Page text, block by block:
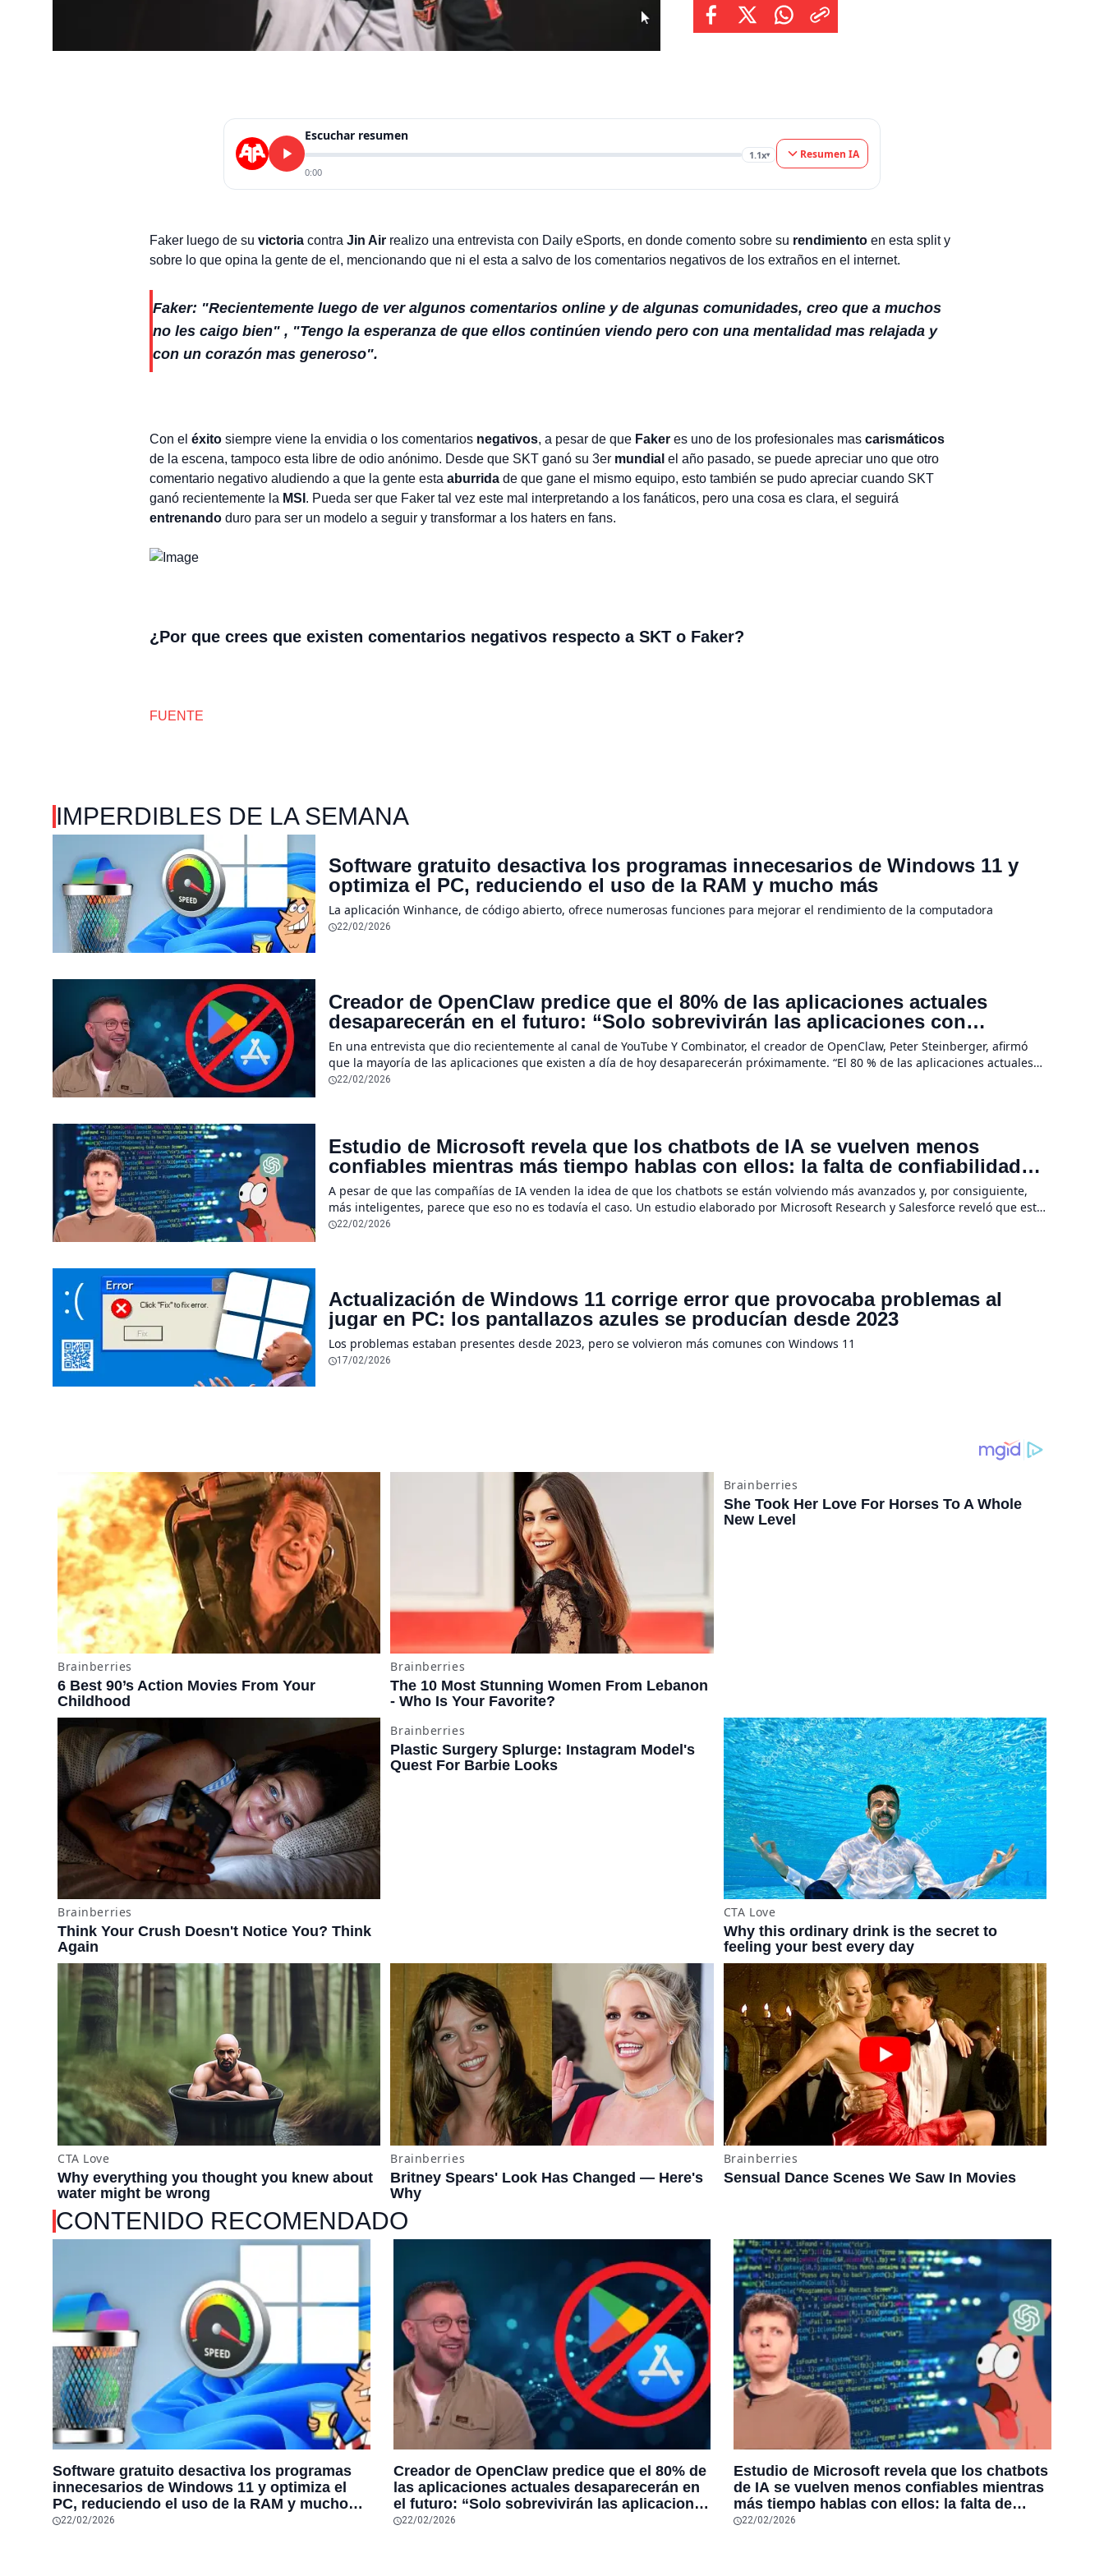
Escuchar resumen
1.1x▾
0:00
Resumen IA
Faker luego de su victoria contra Jin Air realizo una entrevista con Daily eSports, en donde comento sobre su rendimiento en esta split y
sobre lo que opina la gente de el, mencionando que ni el esta a salvo de los comentarios negativos de los extraños en el internet.
Faker: "Recientemente luego de ver algunos comentarios online y de algunas comunidades, creo que a muchos
no les caigo bien" , "Tengo la esperanza de que ellos continúen viendo pero con una mentalidad mas relajada y
con un corazón mas generoso".
Con el éxito siempre viene la envidia o los comentarios negativos, a pesar de que Faker es uno de los profesionales mas carismáticos
de la escena, tampoco esta libre de odio anónimo. Desde que SKT ganó su 3er mundial el año pasado, se puede apreciar uno que otro
comentario negativo aludiendo a que la gente esta aburrida de que gane el mismo equipo, esto también se pudo apreciar cuando SKT
ganó recientemente la MSI . Pueda ser que Faker tal vez este mal interpretando a los fanáticos, pero una cosa es clara, el seguirá
entrenando duro para ser un modelo a seguir y transformar a los haters en fans.
¿Por que crees que existen comentarios negativos respecto a SKT o Faker?
FUENTE
IMPERDIBLES DE LA SEMANA
Software gratuito desactiva los programas innecesarios de Windows 11 y
optimiza el PC, reduciendo el uso de la RAM y mucho más
La aplicación Winhance, de código abierto, ofrece numerosas funciones para mejorar el rendimiento de la computadora
22/02/2026
Creador de OpenClaw predice que el 80% de las aplicaciones actuales
desaparecerán en el futuro: “Solo sobrevivirán las aplicaciones con
sensores únicos o conexiones especiales a hardware
En una entrevista que dio recientemente al canal de YouTube Y Combinator, el creador de OpenClaw, Peter Steinberger, afirmó
que la mayoría de las aplicaciones que existen a día de hoy desaparecerán próximamente. “El 80 % de las aplicaciones actuales
desaparecerán por completo”, declaró Steinberger, quien asegura que la revolución de la IA no se […]
22/02/2026
Estudio de Microsoft revela que los chatbots de IA se vuelven menos
confiables mientras más tiempo hablas con ellos: la falta de confiabilidad
sube un 112%
A pesar de que las compañías de IA venden la idea de que los chatbots se están volviendo más avanzados y, por consiguiente,
más inteligentes, parece que eso no es todavía el caso. Un estudio elaborado por Microsoft Research y Salesforce reveló que estas
herramientas a menudo se suelen “perder en la conversación” cuando sus tareas se […]
22/02/2026
Actualización de Windows 11 corrige error que provocaba problemas al
jugar en PC: los pantallazos azules se producían desde 2023
Los problemas estaban presentes desde 2023, pero se volvieron más comunes con Windows 11
17/02/2026
CONTENIDO RECOMENDADO
Software gratuito desactiva los programas
innecesarios de Windows 11 y optimiza el
PC, reduciendo el uso de la RAM y mucho
más
22/02/2026
Creador de OpenClaw predice que el 80% de
las aplicaciones actuales desaparecerán en
el futuro: “Solo sobrevivirán las aplicaciones
con sensores únicos o conexiones
22/02/2026
Estudio de Microsoft revela que los chatbots
de IA se vuelven menos confiables mientras
más tiempo hablas con ellos: la falta de
confiabilidad sube un 112%
22/02/2026